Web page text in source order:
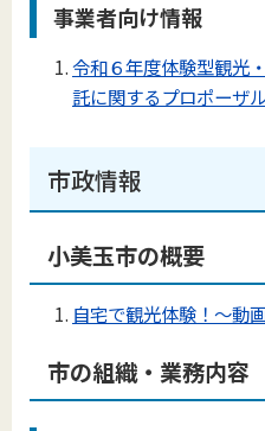
事業者向け情報
令和６年度体験型観光
託に関するプロポーザ
市政情報
小美玉市の概要
自宅で観光体験！～動
市の組織・業務内容